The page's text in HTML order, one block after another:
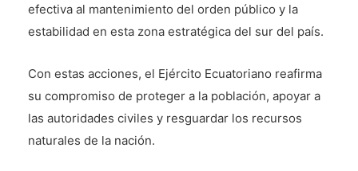
efectiva al mantenimiento del orden público y la
estabilidad en esta zona estratégica del sur del país.
Con estas acciones, el Ejército Ecuatoriano reafirma
su compromiso de proteger a la población, apoyar a
las autoridades civiles y resguardar los recursos
naturales de la nación.